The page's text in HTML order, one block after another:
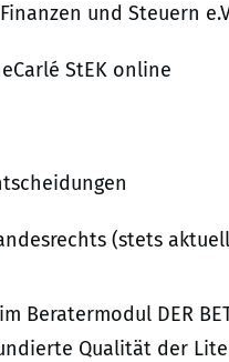
und Steuern
StEK online
(stets
Beratermodul DER
Qualität der